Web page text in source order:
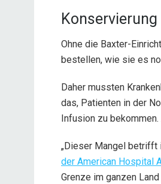
Ohne die Baxter-
bestellen, wie sie es
Daher mussten
das, Patienten in der
Infusion zu
„Dieser Mangel betrifft
der American Hospital
Grenze im ganzen